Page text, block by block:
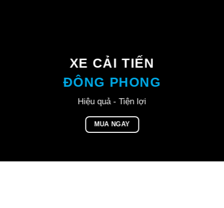
XE CẢI TIẾN
ĐÔNG PHONG
Hiệu quả - Tiện lợi
MUA NGAY